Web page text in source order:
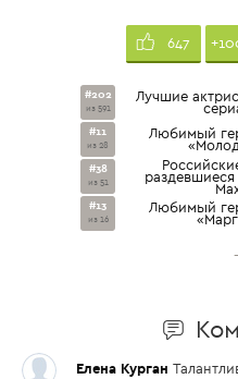
647
#202
из 591
Лучшие
#11
из 28
Любимый
#38
из 51
#13
из 16
Любимый
Елена Курган